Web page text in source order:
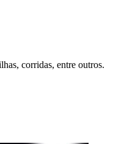
corridas, entre outros.